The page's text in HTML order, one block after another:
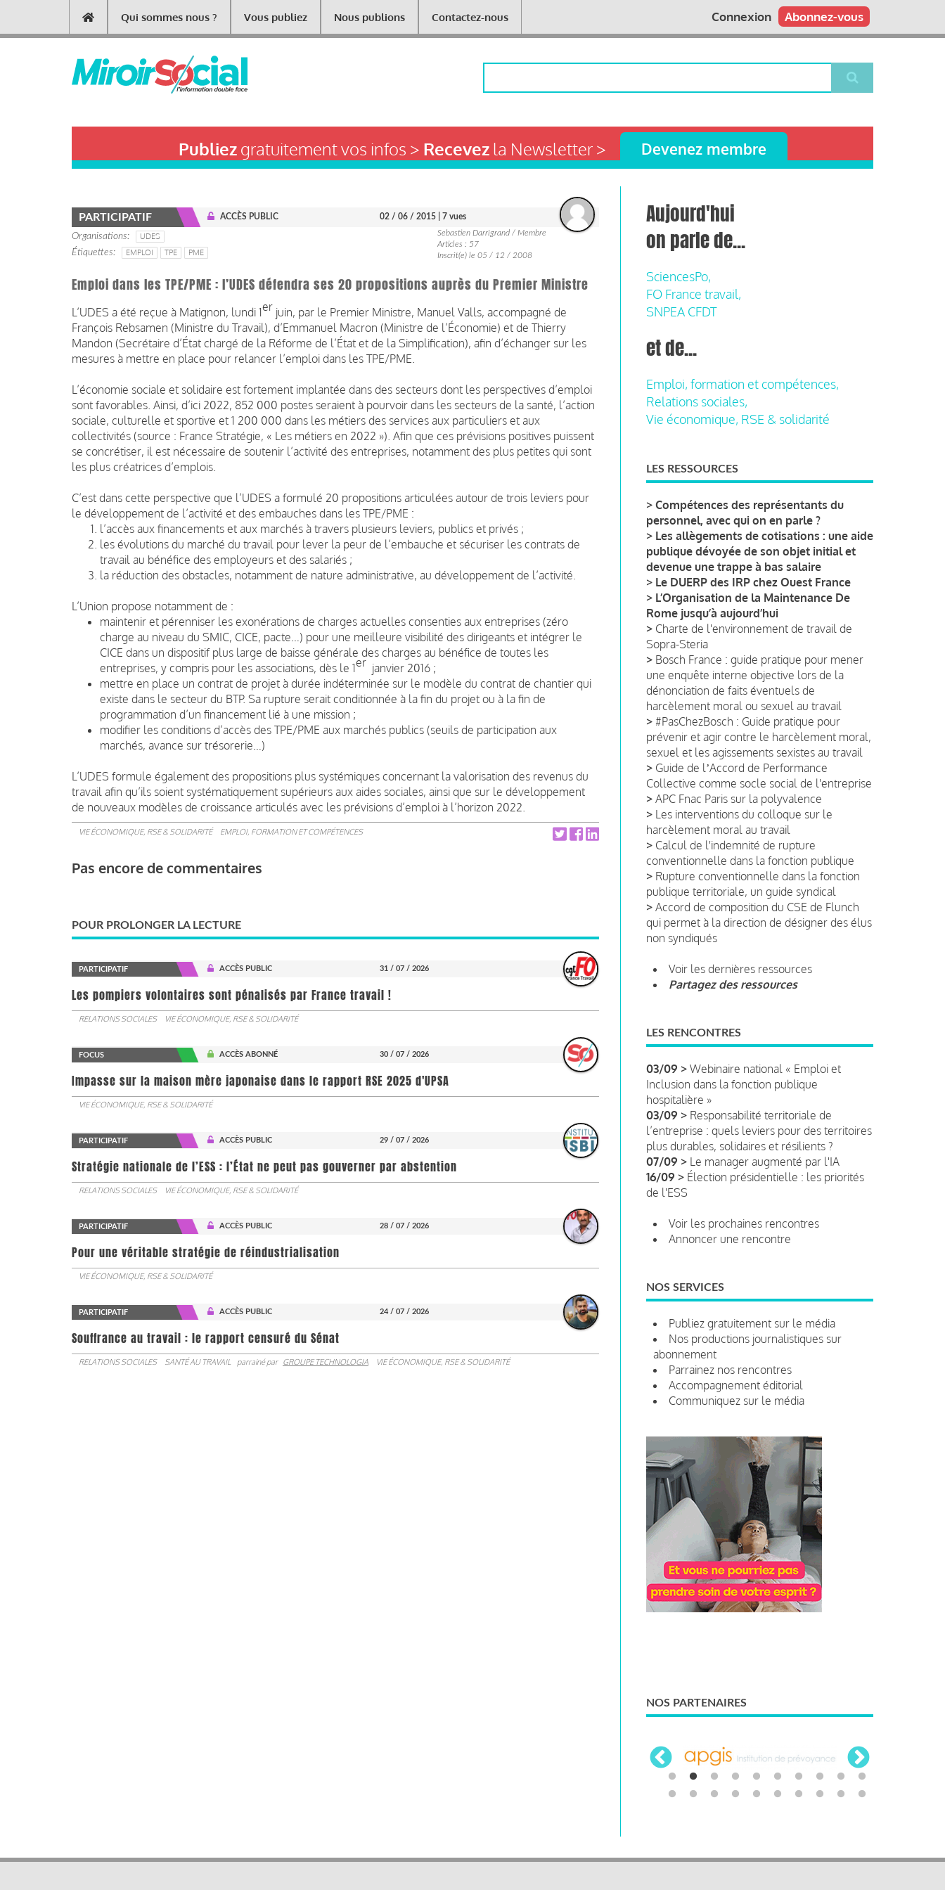
contenu
Main
navigation
Qui sommes nous ? Vous publiez Nous publions Contactez-nous Abonnez-vous
Connexion
Publiezgratuitement vos infos > Recevezla Newsletter > Devenez membre
PARTICIPATIF ACCÈS PUBLIC 02 / 06 / 2015 | 7 vues
Organisations
UDES
Étiquettes
EMPLOI TPE PME
Sebastien Darrigrand / Membre
Articles : 57
Inscrit(e) le 05 / 12 / 2008
Emploi dans les TPE/PME : l’UDES défendra ses 20 propositions auprès du Premier Ministre
L’UDES a été reçue à Matignon, lundi 1er juin, par le Premier Ministre, Manuel Valls, accompagné de
François Rebsamen (Ministre du Travail), d’Emmanuel Macron (Ministre de l’Économie) et de Thierry
Mandon (Secrétaire d’État chargé de la Réforme de l’État et de la Simplification), afin d’échanger sur les
mesures à mettre en place pour relancer l’emploi dans les TPE/PME.
L’économie sociale et solidaire est fortement implantée dans des secteurs dont les perspectives d’emploi
sont favorables. Ainsi, d’ici 2022, 852 000 postes seraient à pourvoir dans les secteurs de la santé, l’action
sociale, culturelle et sportive et 1 200 000 dans les métiers des services aux particuliers et aux
collectivités (source : France Stratégie, « Les métiers en 2022 »). Afin que ces prévisions positives puissent
se concrétiser, il est nécessaire de soutenir l’activité des entreprises, notamment des plus petites qui sont
les plus créatrices d’emplois.
C’est dans cette perspective que l’UDES a formulé 20 propositions articulées autour de trois leviers pour
le développement de l’activité et des embauches dans les TPE/PME :
l’accès aux financements et aux marchés à travers plusieurs leviers, publics et privés ;
les évolutions du marché du travail pour lever la peur de l’embauche et sécuriser les contrats de
travail au bénéfice des employeurs et des salariés ;
la réduction des obstacles, notamment de nature administrative, au développement de l’activité.
L’Union propose notamment de :
maintenir et pérenniser les exonérations de charges actuelles consenties aux entreprises (zéro
charge au niveau du SMIC, CICE, pacte…) pour une meilleure visibilité des dirigeants et intégrer le
CICE dans un dispositif plus large de baisse générale des charges au bénéfice de toutes les
entreprises, y compris pour les associations, dès le 1er janvier 2016 ;
mettre en place un contrat de projet à durée indéterminée sur le modèle du contrat de chantier qui
existe dans le secteur du BTP. Sa rupture serait conditionnée à la fin du projet ou à la fin de
programmation d’un financement lié à une mission ;
modifier les conditions d’accès des TPE/PME aux marchés publics (seuils de participation aux
marchés, avance sur trésorerie…)
L’UDES formule également des propositions plus systémiques concernant la valorisation des revenus du
travail afin qu’ils soient systématiquement supérieurs aux aides sociales, ainsi que sur le développement
de nouveaux modèles de croissance articulés avec les prévisions d’emploi à l’horizon 2022.
VIE ÉCONOMIQUE, RSE & SOLIDARITÉ EMPLOI, FORMATION ET COMPÉTENCES
Pas encore de commentaires
POUR PROLONGER LA LECTURE
PARTICIPATIF ACCÈS PUBLIC 31 / 07 / 2026
Les pompiers volontaires sont pénalisés par France travail !
RELATIONS SOCIALES VIE ÉCONOMIQUE, RSE & SOLIDARITÉ
FOCUS ACCÈS ABONNÉ 30 / 07 / 2026
Impasse sur la maison mère japonaise dans le rapport RSE 2025 d'UPSA
VIE ÉCONOMIQUE, RSE & SOLIDARITÉ
PARTICIPATIF ACCÈS PUBLIC 29 / 07 / 2026
Stratégie nationale de l’ESS : l’État ne peut pas gouverner par abstention
RELATIONS SOCIALES VIE ÉCONOMIQUE, RSE & SOLIDARITÉ
PARTICIPATIF ACCÈS PUBLIC 28 / 07 / 2026
Pour une véritable stratégie de réindustrialisation
VIE ÉCONOMIQUE, RSE & SOLIDARITÉ
PARTICIPATIF ACCÈS PUBLIC 24 / 07 / 2026
Souffrance au travail : le rapport censuré du Sénat
RELATIONS SOCIALES SANTÉ AU TRAVAIL parrainé par GROUPE TECHNOLOGIA VIE ÉCONOMIQUE, RSE & SOLIDARITÉ
Aujourd'hui
on parle de...
SciencesPo,
FO France travail,
SNPEA CFDT
et de...
Emploi, formation et compétences,
Relations sociales,
Vie économique, RSE & solidarité
LES RESSOURCES
> Compétences des représentants du
personnel, avec qui on en parle ?
> Les allègements de cotisations : une aide
publique dévoyée de son objet initial et
devenue une trappe à bas salaire
> Le DUERP des IRP chez Ouest France
> L’Organisation de la Maintenance De
Rome jusqu’à aujourd’hui
> Charte de l'environnement de travail de
Sopra-Steria
> Bosch France : guide pratique pour mener
une enquête interne objective lors de la
dénonciation de faits éventuels de
harcèlement moral ou sexuel au travail
> #PasChezBosch : Guide pratique pour
prévenir et agir contre le harcèlement moral,
sexuel et les agissements sexistes au travail
> Guide de lʼAccord de Performance
Collective comme socle social de l'entreprise
> APC Fnac Paris sur la polyvalence
> Les interventions du colloque sur le
harcèlement moral au travail
> Calcul de l'indemnité de rupture
conventionnelle dans la fonction publique
> Rupture conventionnelle dans la fonction
publique territoriale, un guide syndical
> Accord de composition du CSE de Flunch
qui permet à la direction de désigner des élus
non syndiqués
Voir les dernières ressources
Partagez des ressources
LES RENCONTRES
03/09 > Webinaire national « Emploi et
Inclusion dans la fonction publique
hospitalière »
03/09 > Responsabilité territoriale de
l’entreprise : quels leviers pour des territoires
plus durables, solidaires et résilients ?
07/09 > Le manager augmenté par l'IA
16/09 > Élection présidentielle : les priorités
de l'ESS
Voir les prochaines rencontres
Annoncer une rencontre
NOS SERVICES
Publiez gratuitement sur le média
Nos productions journalistiques sur
abonnement
Parrainez nos rencontres
Accompagnement éditorial
Communiquez sur le média
NOS PARTENAIRES